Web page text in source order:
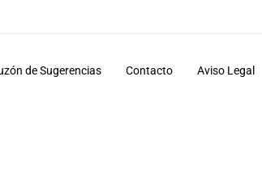
de Sugerencias Contacto Aviso Legal